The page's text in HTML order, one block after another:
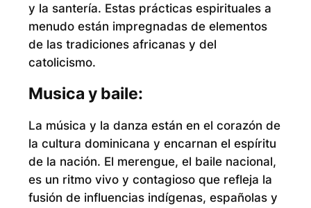
y la santería. Estas prácticas espirituales a
menudo están impregnadas de elementos
de las tradiciones africanas y del
catolicismo.
Musica y baile:
La música y la danza están en el corazón de
la cultura dominicana y encarnan el espíritu
de la nación. El merengue, el baile nacional,
es un ritmo vivo y contagioso que refleja la
fusión de influencias indígenas, españolas y